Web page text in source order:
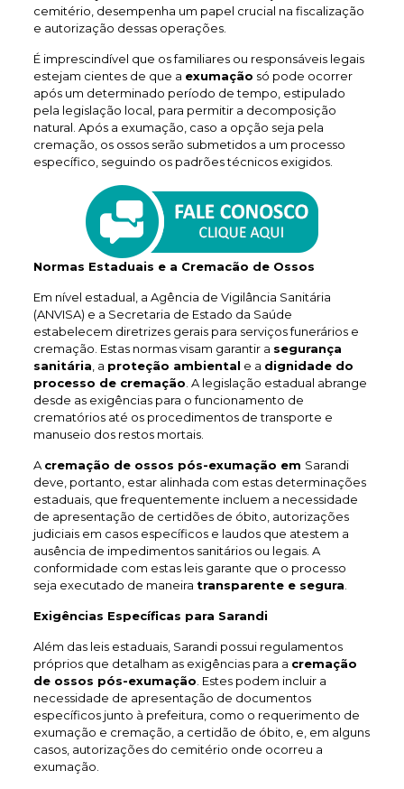
cemitério, desempenha um papel crucial na fiscalização
e autorização dessas operações.
É imprescindível que os familiares ou responsáveis legais
estejam cientes de que a exumação só pode ocorrer
após um determinado período de tempo, estipulado
pela legislação local, para permitir a decomposição
natural. Após a exumação, caso a opção seja pela
cremação, os ossos serão submetidos a um processo
específico, seguindo os padrões técnicos exigidos.
Normas Estaduais e a Cremacão de Ossos
Em nível estadual, a Agência de Vigilância Sanitária
(ANVISA) e a Secretaria de Estado da Saúde
estabelecem diretrizes gerais para serviços funerários e
cremação. Estas normas visam garantir a segurança
sanitária , a proteção ambiental e a dignidade do
processo de cremação . A legislação estadual abrange
desde as exigências para o funcionamento de
crematórios até os procedimentos de transporte e
manuseio dos restos mortais.
A cremação de ossos pós-exumação em Sarandi
deve, portanto, estar alinhada com estas determinações
estaduais, que frequentemente incluem a necessidade
de apresentação de certidões de óbito, autorizações
judiciais em casos específicos e laudos que atestem a
ausência de impedimentos sanitários ou legais. A
conformidade com estas leis garante que o processo
seja executado de maneira transparente e segura
Exigências Específicas para Sarandi
Além das leis estaduais, Sarandi possui regulamentos
próprios que detalham as exigências para a cremação
de ossos pós-exumação . Estes podem incluir a
necessidade de apresentação de documentos
específicos junto à prefeitura, como o requerimento de
exumação e cremação, a certidão de óbito, e, em alguns
casos, autorizações do cemitério onde ocorreu a
exumação.